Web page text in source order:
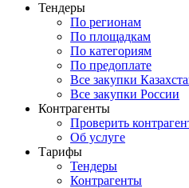
Тендеры
По регионам
По площадкам
По категориям
По предоплате
Все закупки
Все закупки России
Контрагенты
Проверить
Об услуге
Тарифы
Тендеры
Контрагенты